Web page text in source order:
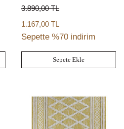
3.890,00TL
1.167,00 TL
Sepette %70 indirim
Sepete Ekle